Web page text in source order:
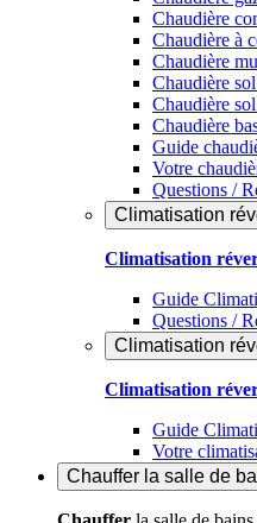
Chaudière
Chaudière à
Chaudière
Chaudière
Chaudière
Chaudière
Guide
Votre
Questions /
Climatisation
Climatisation
Guide
Questions /
Climatisation
Climatisation
Guide
Votre
Chauffer la salle de